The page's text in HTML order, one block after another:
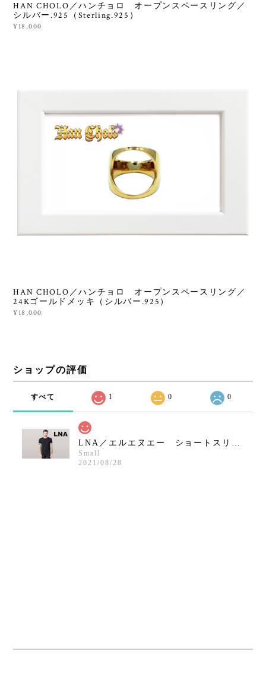
HAN CHOLO／ハンチョロ オープンスペースリング／
シルバー.925（Sterling.925）
¥18,000
HAN CHOLO／ハンチョロ オープンスペースリング／
24Kゴールドメッキ（シルバー.925）
¥18,000
ショップの評価
すべて 1 0 0
LNA／エルエヌエー ショートスリーブクルーネックシャツ／ブラック
Small
2021/08/28